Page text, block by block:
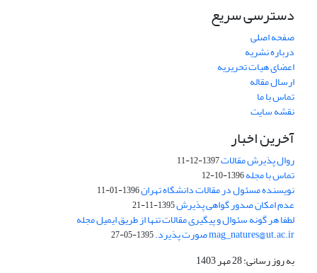
دسترسی سریع
صفحه اصلی
درباره نشریه
اعضای هیات تحریریه
ارسال مقاله
تماس با ما
نقشه سایت
آخرین اخبار
روال پذیرش مقالات1397-12-11
تماس با مجله1396-10-12
نویسنده مسئول در مقالات دانشگاه تهران1396-01-11
عدم امکان صدور گواهی پذیرش1395-11-21
لطفا هر گونه سئوال و پیگیری مقالات تنها از طریق ایمیل مجله
mag_natures@ut.ac.ir صورت پذیرد. 1395-05-27
به روز رسانی: 28 مهر 1403